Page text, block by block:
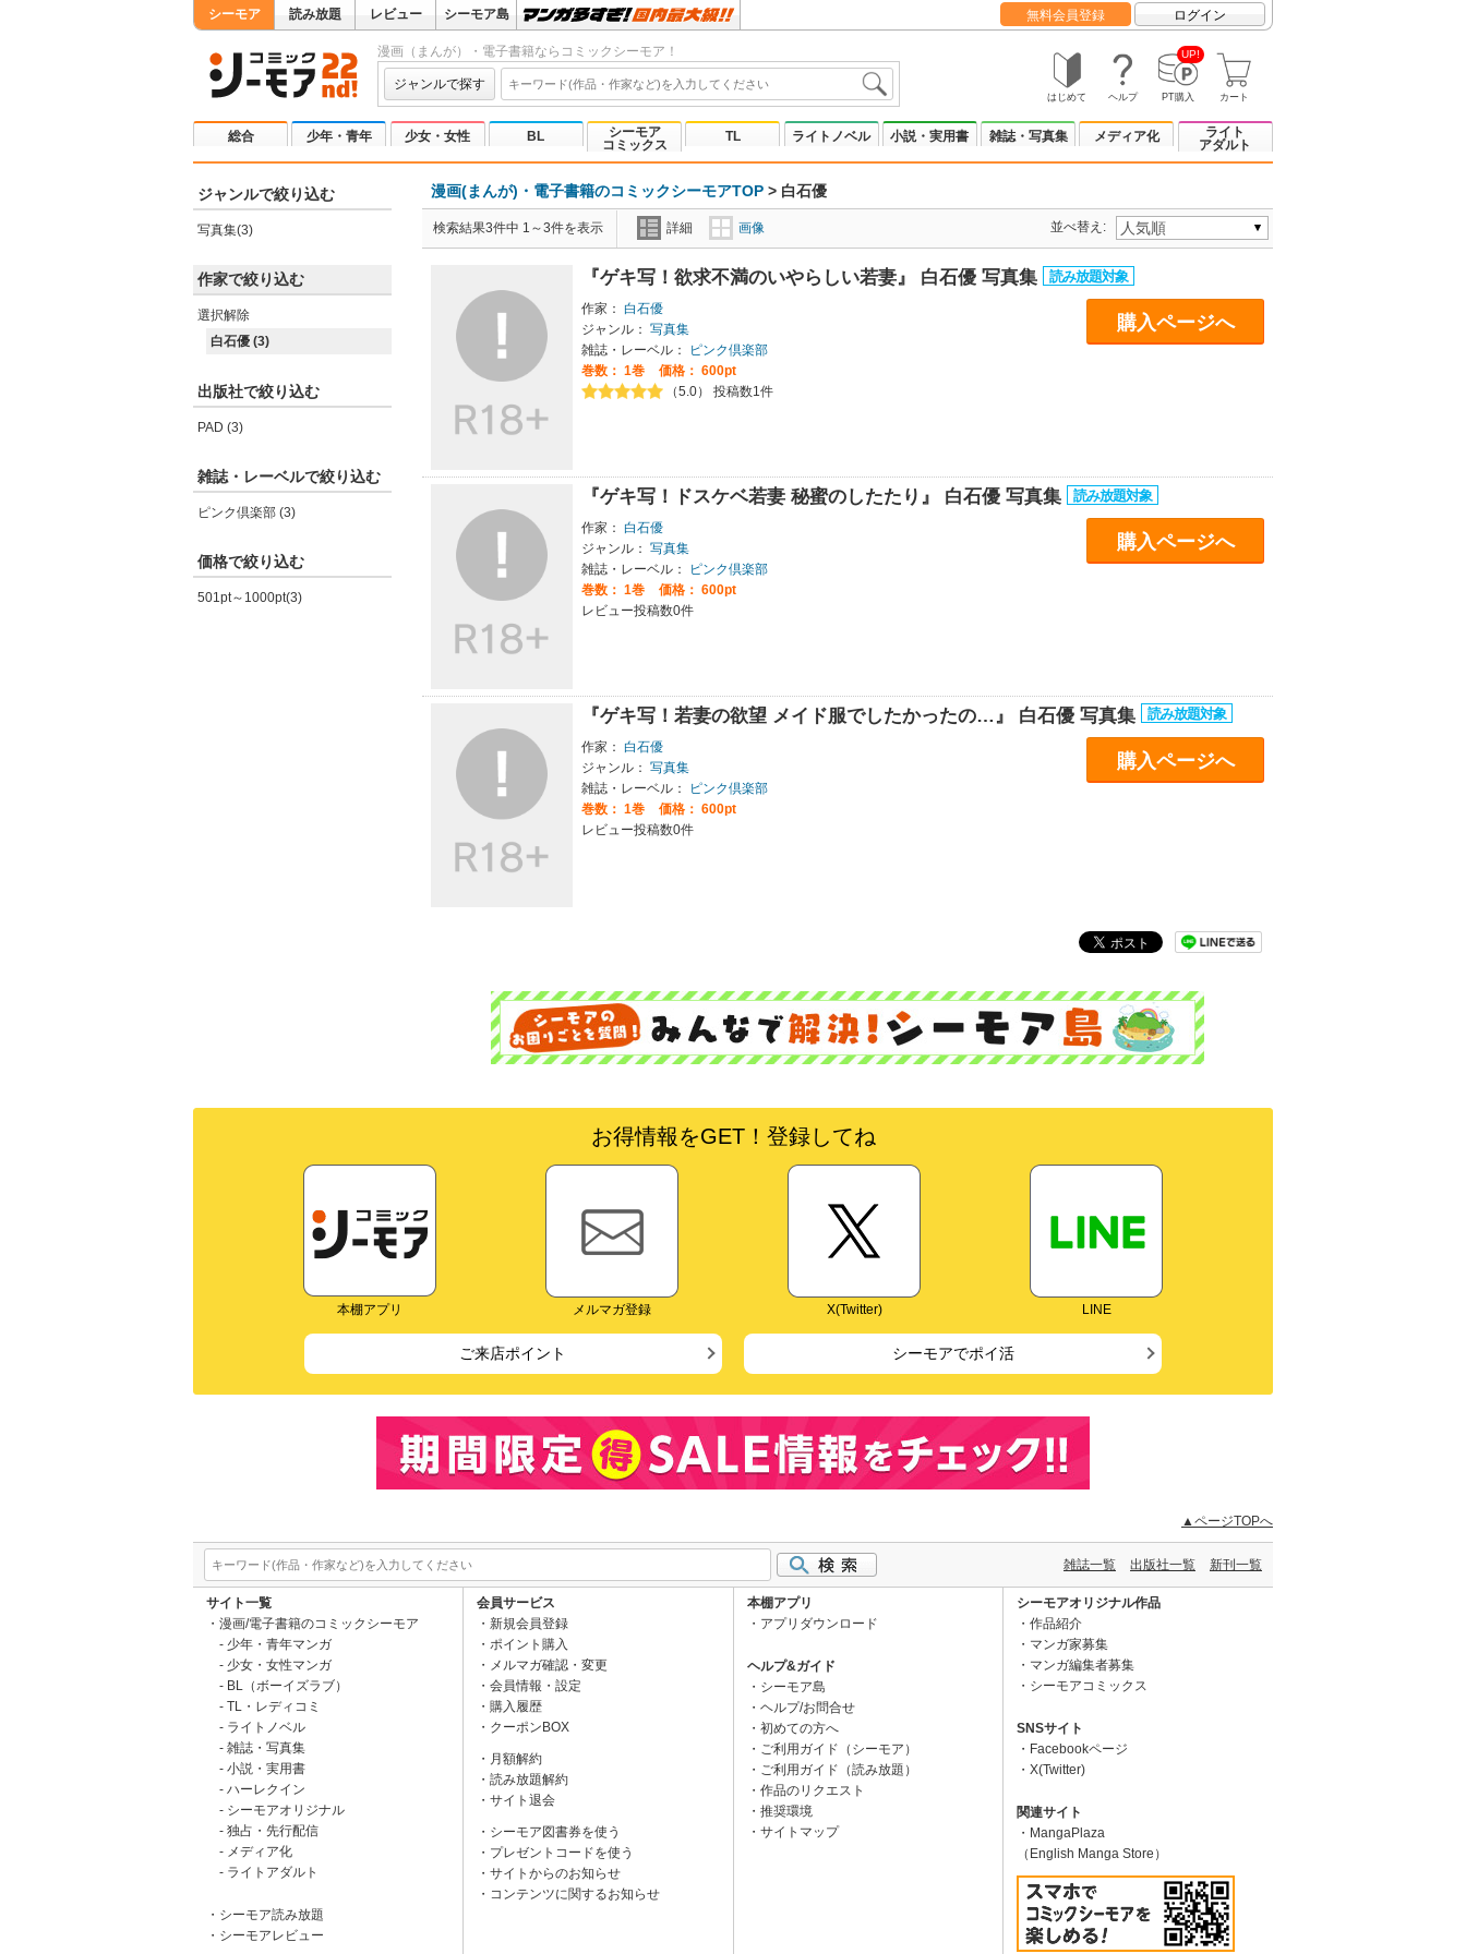
シーモア 読み放題 レビュー シーモア島 無料会員登録 ログイン
漫画（まんが）・電子書籍ならコミックシーモア！
ジャンルで探す
はじめて ヘルプ
UP!
PT購入 カート
総合 少年・青年 少女・女性 BL
シーモア
コミックス
TL ライトノベル 小説・実用書 雑誌・写真集 メディア化
ライト
アダルト
ジャンルで絞り込む
写真集(3)
作家で絞り込む
選択解除
白石優 (3)
出版社で絞り込む
PAD (3)
雑誌・レーベルで絞り込む
ピンク倶楽部 (3)
価格で絞り込む
501pt～1000pt(3)
漫画(まんが)・電子書籍のコミックシーモアTOP > 白石優
検索結果3件中 1～3件を表示 詳細 画像 並べ替え:
『ゲキ写！欲求不満のいやらしい若妻』 白石優 写真集
作家： 白石優
ジャンル： 写真集
雑誌・レーベル：
ピンク倶楽部
巻数： 1巻
価格： 600pt
（5.0） 投稿数1件
購入ページへ
『ゲキ写！ドスケベ若妻 秘蜜のしたたり』 白石優 写真集
作家： 白石優
ジャンル： 写真集
雑誌・レーベル：
ピンク倶楽部
巻数： 1巻
価格： 600pt
レビュー投稿数0件
購入ページへ
『ゲキ写！若妻の欲望 メイド服でしたかったの…』 白石優 写真集
作家： 白石優
ジャンル： 写真集
雑誌・レーベル：
ピンク倶楽部
巻数： 1巻
価格： 600pt
レビュー投稿数0件
購入ページへ
お得情報をGET！登録してね
本棚アプリ メルマガ登録 X(Twitter) LINE
ご来店ポイント シーモアでポイ活
▲ページTOPへ
雑誌一覧 出版社一覧 新刊一覧
サイト一覧
漫画/電子書籍のコミックシーモア
少年・青年マンガ
少女・女性マンガ
BL（ボーイズラブ）
TL・レディコミ
ライトノベル
雑誌・写真集
小説・実用書
ハーレクイン
シーモアオリジナル
独占・先行配信
メディア化
ライトアダルト
シーモア読み放題
シーモアレビュー
会員サービス
新規会員登録
ポイント購入
メルマガ確認・変更
会員情報・設定
購入履歴
クーポンBOX
月額解約
読み放題解約
サイト退会
シーモア図書券を使う
プレゼントコードを使う
サイトからのお知らせ
コンテンツに関するお知らせ
本棚アプリ
アプリダウンロード
ヘルプ&ガイド
シーモア島
ヘルプ/お問合せ
初めての方へ
ご利用ガイド（シーモア）
ご利用ガイド（読み放題）
作品のリクエスト
推奨環境
サイトマップ
シーモアオリジナル作品
作品紹介
マンガ家募集
マンガ編集者募集
シーモアコミックス
SNSサイト
Facebookページ
X(Twitter)
関連サイト
MangaPlaza
（English Manga Store）